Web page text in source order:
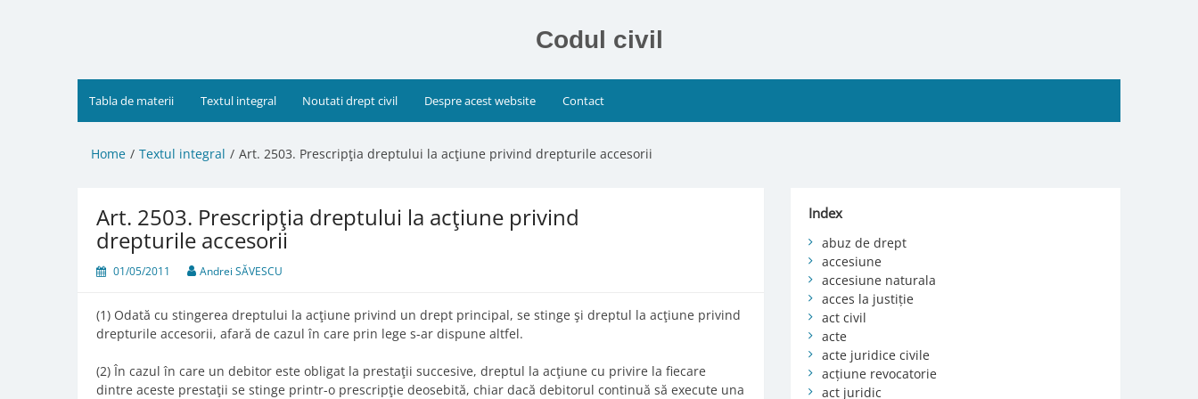
Codul civil
Tabla de materii Textul integral Noutati drept civil Despre acest website Contact
Home Textul integral Art. 2503. Prescripţia dreptului la acţiune privind drepturile accesorii
Art. 2503. Prescripţia dreptului la acţiune privind
drepturile accesorii
01/05/2011 Andrei SĂVESCU
(1) Odată cu stingerea dreptului la acţiune privind un drept principal, se stinge şi dreptul la acţiune privind
drepturile accesorii, afară de cazul în care prin lege s-ar dispune altfel.
(2) În cazul în care un debitor este obligat la prestaţii succesive, dreptul la acţiune cu privire la fiecare
dintre aceste prestaţii se stinge printr-o prescripţie deosebită, chiar dacă debitorul continuă să execute una
Index
abuz de drept
accesiune
accesiune naturala
acces la justiție
act civil
acte
acte juridice civile
acțiune revocatorie
act juridic